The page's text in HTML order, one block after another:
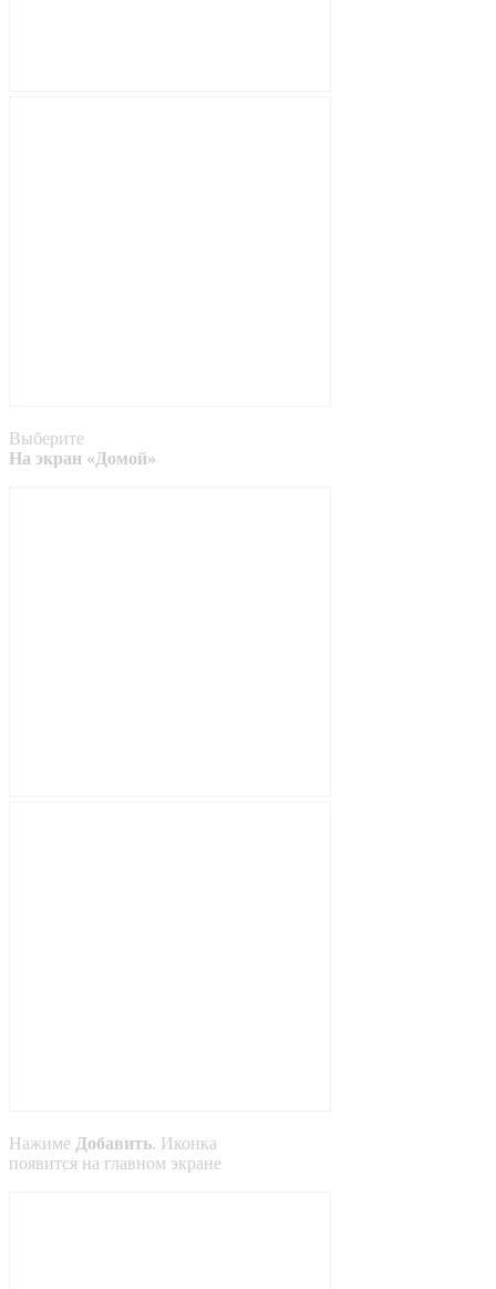
Выберите
На экран «Домой»
Нажиме Добавить. Иконка
появится на главном экране